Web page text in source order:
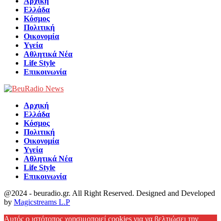
Ελλάδα
Κόσμος
Πολιτική
Οικονομία
Υγεία
Αθλητικά Νέα
Life Style
Επικοινωνία
Αρχική
Ελλάδα
Κόσμος
Πολιτική
Οικονομία
Υγεία
Αθλητικά Νέα
Life Style
Επικοινωνία
@2024 - beuradio.gr. All Right Reserved. Designed and Developed
by Magicstreams L.P
Αυτός ο ιστότοπος χρησιμοποιεί cookies για να βελτιώσει την